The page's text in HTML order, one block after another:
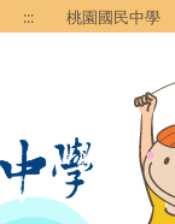
::: 桃園國民中學